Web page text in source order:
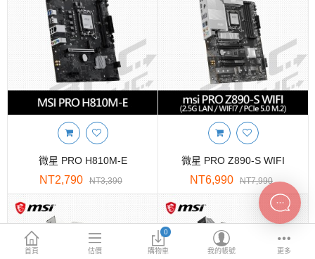
2.5 SSD
M.2 SSD
內接式硬碟
外接隨身碟
More Categories
首頁 估價
0
購物車 我的帳號 更多
微星 PRO H810M-E
NT2,790 NT3,390
微星 PRO Z890-S WIFI
NT6,990 NT7,990